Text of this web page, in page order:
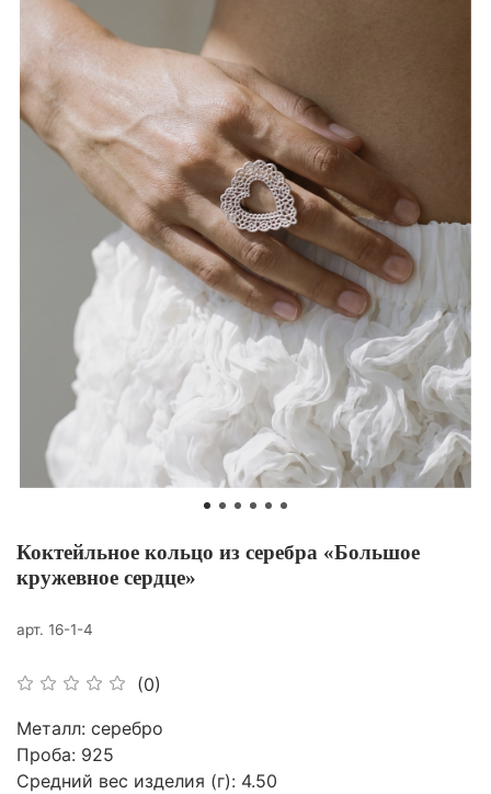
Коктейльное кольцо из серебра «Большое
кружевное сердце»
арт. 16-1-4
(0)
Металл: серебро
Проба: 925
Средний вес изделия (г): 4.50